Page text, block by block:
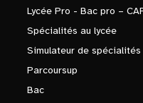
Lycée Pro - Bac pro –
Spécialités au lycée
Simulateur de spécialités
Parcoursup
Bac